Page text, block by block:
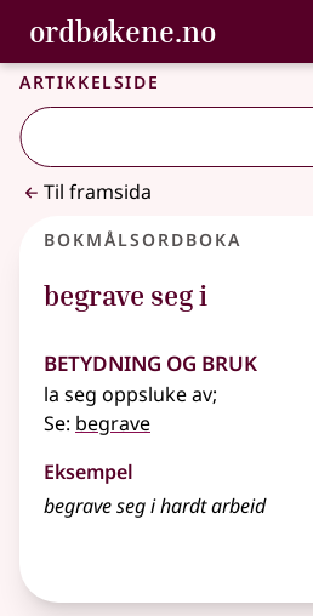
Gå til hovudinnhald
Tilgjenge
ordbøkene.no,
Bokmålsordboka og Nynorskordboka
Artikkelside
Til framsida
Bokmålsordboka
begrave seg i
Betydning og bruk
la seg oppsluke av;
Se: begrave
Eksempel
begrave seg i hardt arbeid